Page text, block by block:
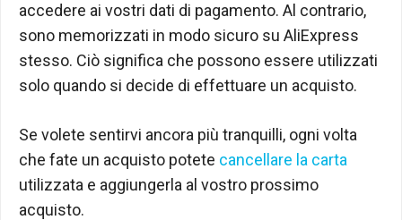
accedere ai vostri dati di pagamento. Al contrario,
sono memorizzati in modo sicuro su AliExpress
stesso. Ciò significa che possono essere utilizzati
solo quando si decide di effettuare un acquisto.
Se volete sentirvi ancora più tranquilli, ogni volta
che fate un acquisto potete cancellare la carta
utilizzata e aggiungerla al vostro prossimo
acquisto.